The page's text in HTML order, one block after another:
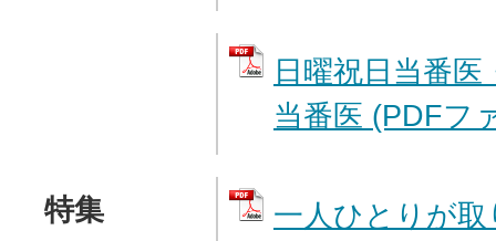
日曜祝日当番
当番医 (PDFフ
特集
一人ひとりが